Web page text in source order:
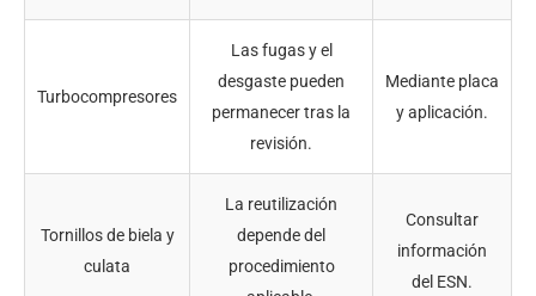
Turbocompresores
Las fugas y el
desgaste pueden
permanecer tras la
revisión.
Mediante placa
y aplicación.
Tornillos de biela y
culata
La reutilización
depende del
procedimiento
Consultar
información
del ESN.